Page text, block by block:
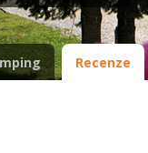
Recenze